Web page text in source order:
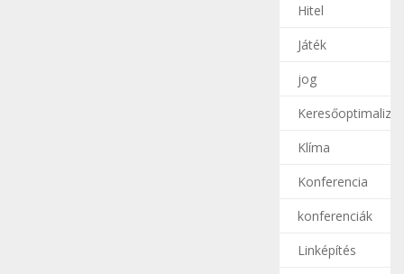
Hitel
Játék
jog
Klíma
Konferencia
konferenciák
Linképítés